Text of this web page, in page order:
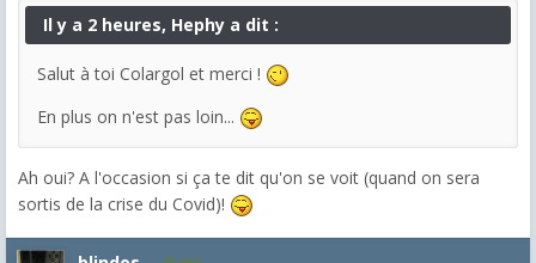
Il y a 2 heures, Hephy a dit :
Salut à toi Colargol et merci !
En plus on n'est pas loin...
Ah oui? A l'occasion si ça te dit qu'on se voit (quand on sera
sortis de la crise du Covid)!